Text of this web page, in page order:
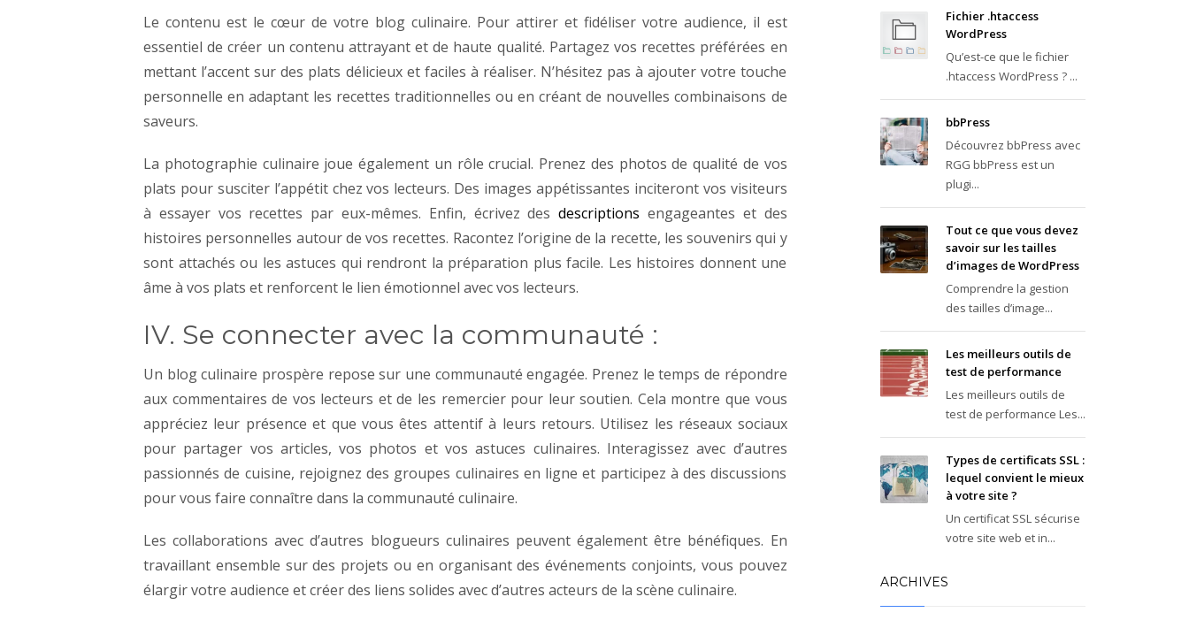
Le contenu est le cœur de votre blog culinaire. Pour attirer et fidéliser votre audience, il est
essentiel de créer un contenu attrayant et de haute qualité. Partagez vos recettes préférées en
mettant l’accent sur des plats délicieux et faciles à réaliser. N’hésitez pas à ajouter votre touche
personnelle en adaptant les recettes traditionnelles ou en créant de nouvelles combinaisons de
saveurs.
La photographie culinaire joue également un rôle crucial. Prenez des photos de qualité de vos
plats pour susciter l’appétit chez vos lecteurs. Des images appétissantes inciteront vos visiteurs
à essayer vos recettes par eux-mêmes. Enfin, écrivez desdescriptions engageantes et des
histoires personnelles autour de vos recettes. Racontez l’origine de la recette, les souvenirs qui y
sont attachés ou les astuces qui rendront la préparation plus facile. Les histoires donnent une
âme à vos plats et renforcent le lien émotionnel avec vos lecteurs.
IV. Se connecter avec la communauté :
Un blog culinaire prospère repose sur une communauté engagée. Prenez le temps de répondre
aux commentaires de vos lecteurs et de les remercier pour leur soutien. Cela montre que vous
appréciez leur présence et que vous êtes attentif à leurs retours. Utilisez les réseaux sociaux
pour partager vos articles, vos photos et vos astuces culinaires. Interagissez avec d’autres
passionnés de cuisine, rejoignez des groupes culinaires en ligne et participez à des discussions
pour vous faire connaître dans la communauté culinaire.
Les collaborations avec d’autres blogueurs culinaires peuvent également être bénéfiques. En
travaillant ensemble sur des projets ou en organisant des événements conjoints, vous pouvez
élargir votre audience et créer des liens solides avec d’autres acteurs de la scène culinaire.
Fichier .htaccess
WordPress
Qu’est-ce que le fichier
.htaccess WordPress ? ...
bbPress
Découvrez bbPress avec
RGG bbPress est un
plugi...
Tout ce que vous devez
savoir sur les tailles
d’images de WordPress
Comprendre la gestion
des tailles d’image...
Les meilleurs outils de
test de performance
Les meilleurs outils de
test de performance Les...
Types de certificats SSL :
lequel convient le mieux
à votre site ?
Un certificat SSL sécurise
votre site web et in...
ARCHIVES